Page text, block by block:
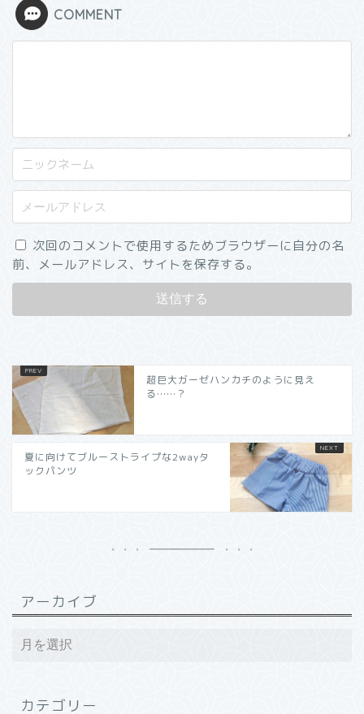
COMMENT
次回のコメントで使用するためブラウザーに自分の名
前、メールアドレス、サイトを保存する。
超巨大ガーゼハンカチのように見え
る……？
夏に向けてブルーストライプな2wayタ
ックパンツ
アーカイブ
カテゴリー